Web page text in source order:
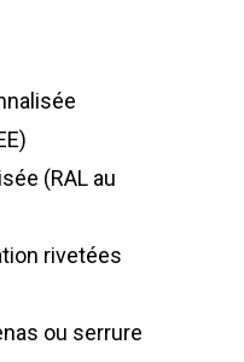
(RAL au
rivetées
ou serrure